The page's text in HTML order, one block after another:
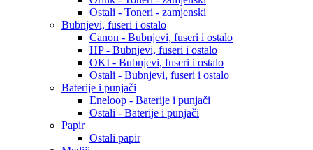
Ostali - Toneri - zamjenski
Bubnjevi, fuseri i ostalo
Canon - Bubnjevi, fuseri i ostalo
HP - Bubnjevi, fuseri i ostalo
OKI - Bubnjevi, fuseri i ostalo
Ostali - Bubnjevi, fuseri i ostalo
Baterije i punjači
Eneloop - Baterije i punjači
Ostali - Baterije i punjači
Papir
Ostali papir